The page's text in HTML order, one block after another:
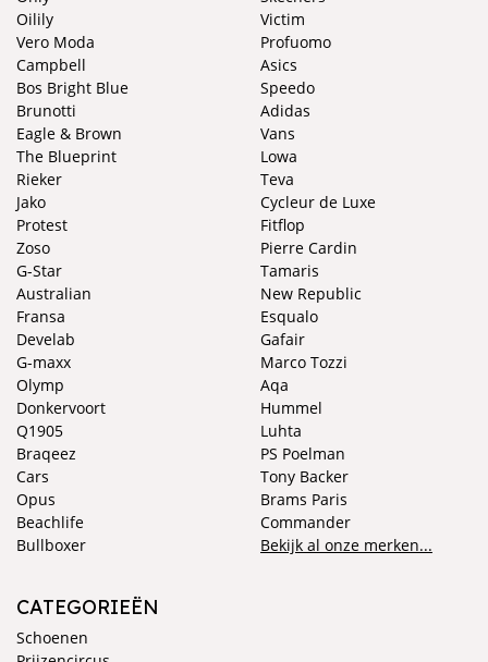
Oilily
Vero Moda
Campbell
Bos Bright Blue
Brunotti
Eagle & Brown
The Blueprint
Rieker
Jako
Protest
Zoso
Victim
Profuomo
Asics
Speedo
Adidas
Vans
Lowa
Teva
Cycleur de Luxe
Fitflop
Pierre Cardin
G-Star
Australian
Fransa
Develab
G-maxx
Olymp
Donkervoort
Q1905
Braqeez
Cars
Opus
Beachlife
Bullboxer
Tamaris
New Republic
Esqualo
Gafair
Marco Tozzi
Aqa
Hummel
Luhta
PS Poelman
Tony Backer
Brams Paris
Commander
Bekijk al onze merken...
CATEGORIEËN
Schoenen